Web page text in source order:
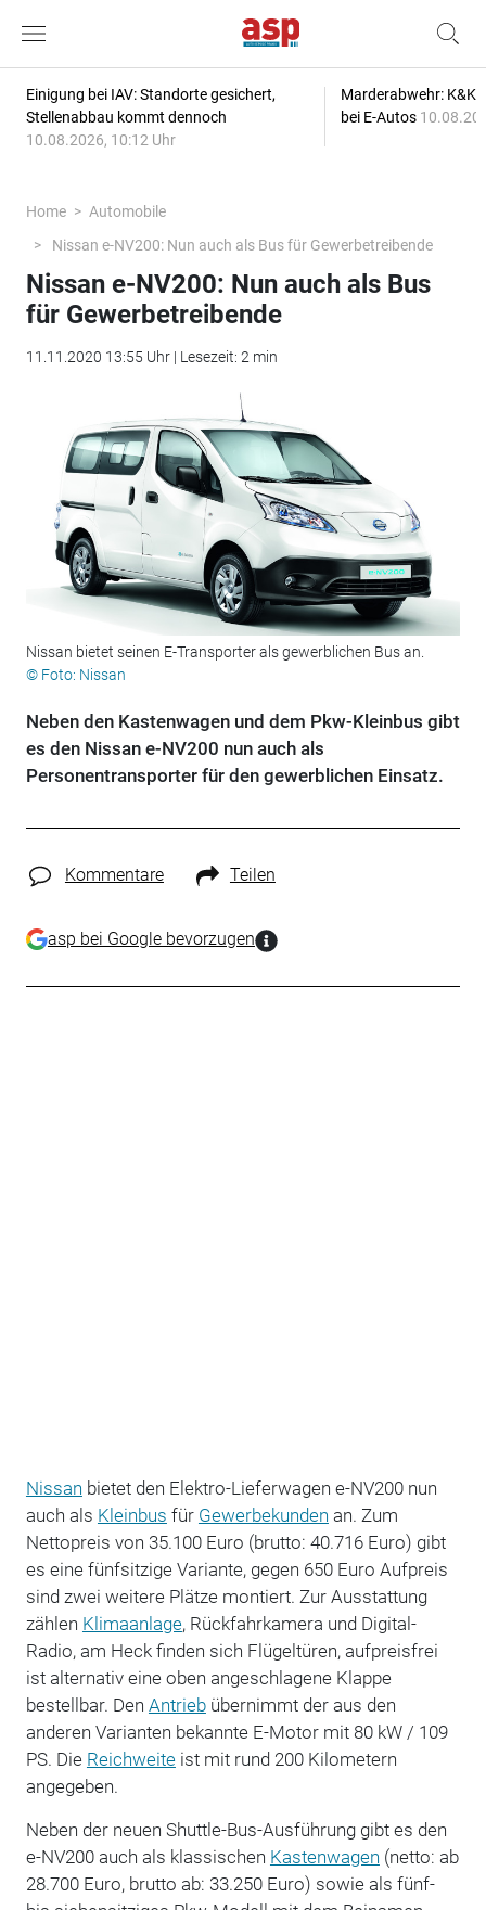
Einigung bei IAV: Standorte gesichert,
Stellenabbau kommt dennoch
10.08.2026, 10:12 Uhr
Marderabwehr: K&K
bei E-Autos
Home
Automobile
Nissan e-NV200: Nun auch als Bus für Gewerbetreibende
Nissan e-NV200: Nun auch als Bus
für Gewerbetreibende
11.11.2020 13:55 Uhr | Lesezeit: 2 min
Nissan bietet seinen E-Transporter als gewerblichen Bus an.
© Foto: Nissan
Neben den Kastenwagen und dem Pkw-Kleinbus gibt
es den Nissan e-NV200 nun auch als
Personentransporter für den gewerblichen Einsatz.
Kommentare Teilen
asp bei Google bevorzugen
Nissan bietet den Elektro-Lieferwagen e-NV200 nun
auch als Kleinbus für Gewerbekunden an. Zum
Nettopreis von 35.100 Euro (brutto: 40.716 Euro) gibt
es eine fünfsitzige Variante, gegen 650 Euro Aufpreis
sind zwei weitere Plätze montiert. Zur Ausstattung
zählen Klimaanlage, Rückfahrkamera und Digital-
Radio, am Heck finden sich Flügeltüren, aufpreisfrei
ist alternativ eine oben angeschlagene Klappe
bestellbar. Den Antriebübernimmt der aus den
anderen Varianten bekannte E-Motor mit 80 kW / 109
PS. Die Reichweiteist mit rund 200 Kilometern
angegeben.
Neben der neuen Shuttle-Bus-Ausführung gibt es den
e-NV200 auch als klassischen Kastenwagen (netto: ab
28.700 Euro, brutto ab: 33.250 Euro) sowie als fünf-